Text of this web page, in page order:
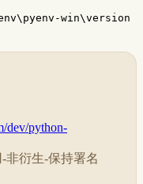
win\version
dev/python-
非衍生-保持署名